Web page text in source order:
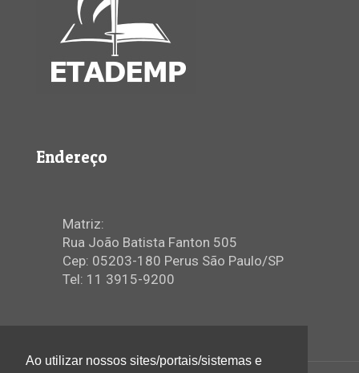
Endereço
Matriz:
Rua João Batista Fanton 505
Cep: 05203-180 Perus São Paulo/SP
Tel: 11 3915-9200
Ao utilizar nossos sites/portais/sistemas e